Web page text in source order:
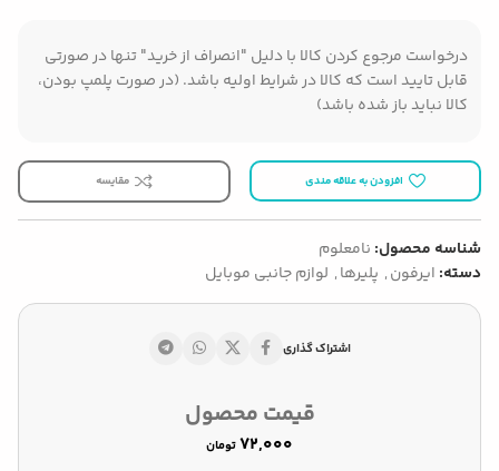
درخواست مرجوع کردن کالا با دلیل "انصراف از خرید" تنها در صورتی
قابل تایید است که کالا در شرایط اولیه باشد. (در صورت پلمپ بودن،
کالا نباید باز شده باشد)
افزودن به علاقه مندی مقایسه
شناسه محصول: نامعلوم
دسته: ایرفون, پلیرها, لوازم جانبی موبایل
اشتراک گذاری
قیمت محصول
تومان